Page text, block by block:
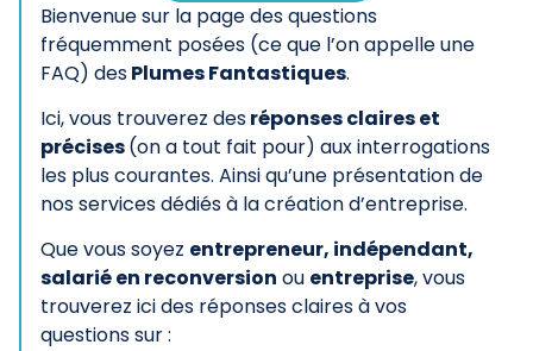
Bienvenue sur la page des questions
fréquemment posées (ce que l’on appelle une
FAQ) desPlumes Fantastiques.
Ici, vous trouverez desréponses claires et
précises(on a tout fait pour) aux interrogations
les plus courantes. Ainsi qu’une présentation de
nos services dédiés à la création d’entreprise.
Que vous soyez entrepreneur, indépendant,
salarié en reconversion ou entreprise, vous
trouverez ici des réponses claires à vos
questions sur :